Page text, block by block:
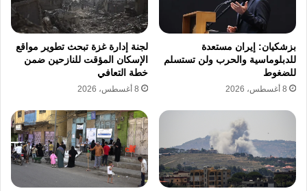
لصفقة الرهائن، علينا أن نعيد الجميع لديارهم
الآن”.
ويملك حزبا بن غفير وسموتريتش 13 مقعدا من
أصل 120 في الكنيست، بينما يمتلك حزب “هناك
مستقبل” الذي يقوده لابيد 23 مقعدا.
ولا يمكن لبن غفير وسموتريتش إسقاط الحكومة
بزشكيان: إيران مستعدة
للدبلوماسية والحرب ولن تستسلم
للضغوط
8 أغسطس، 2026
لجنة إدارة غزة تبحث تطوير مواقع
الإسكان المؤقت للنازحين ضمن
خطة التعافي
8 أغسطس، 2026